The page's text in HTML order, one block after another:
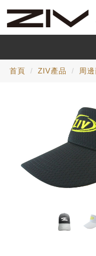
首頁 ZIV產品 周